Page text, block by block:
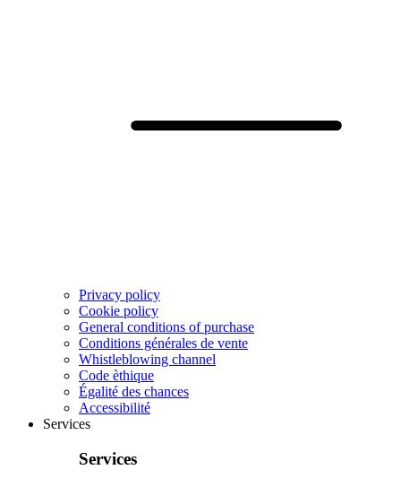
Privacy policy
Cookie policy
General conditions of purchase
Conditions générales de vente
Whistleblowing channel
Code èthique
Égalité des chances
Accessibilité
Services
Services